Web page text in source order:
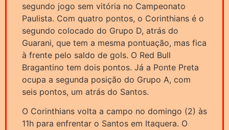
segundo jogo sem vitória no Campeonato
Paulista. Com quatro pontos, o Corinthians é o
segundo colocado do Grupo D, atrás do
Guarani, que tem a mesma pontuação, mas fica
à frente pelo saldo de gols. O Red Bull
Bragantino tem dois pontos. Já a Ponte Preta
ocupa a segunda posição do Grupo A, com
seis pontos, um atrás do Santos.
O Corinthians volta a campo no domingo (2) às
11h para enfrentar o Santos em Itaquera. O